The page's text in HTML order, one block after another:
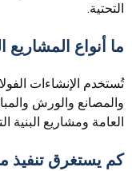
التحتية.
ما أنواع المشاريع
تُستخدم الإنشاءات
والمصانع والورش
العامة ومشاريع البنية
كم يستغرق تنفيذ